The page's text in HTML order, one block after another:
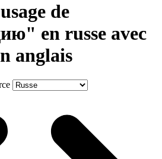
de
en russe avec
anglais